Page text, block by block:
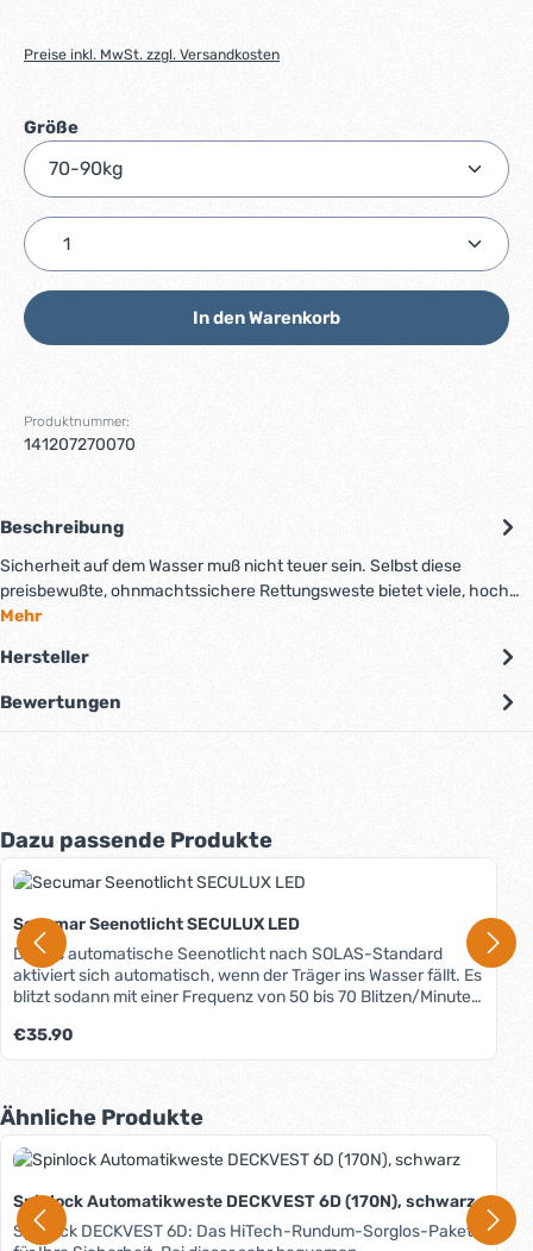
Preise inkl. MwSt. zzgl. Versandkosten
Größeauswählen
Produkt Anzahl: Gib den gewünschten Wert ein
In den Warenkorb
Produktnummer:
141207270070
Beschreibung
Sicherheit auf dem Wasser muß nicht teuer sein. Selbst diese
preisbewußte, ohnmachtssichere Rettungsweste bietet viele, hoch…
Mehr
Hersteller
Bewertungen
Produktgalerie überspringen
Dazu passende Produkte
Secumar Seenotlicht SECULUX LED
Dieses automatische Seenotlicht nach SOLAS-Standard
aktiviert sich automatisch, wenn der Träger ins Wasser fällt. Es
blitzt sodann mit einer Frequenz von 50 bis 70 Blitzen/Minute
beträgt ca. 10,5 Stunden. Um Energie zu sparen, lässt es sich
manuell abschalten. Aufgrund der variablen
allen aufblasbaren und Feststoff-Westen montierbar. Die
Montageanleitung finden Sie unter dem Reiter "Media".
Regulärer Preis:
€35.90
Produktgalerie überspringen
Ähnliche Produkte
Spinlock Automatikweste DECKVEST 6D (170N), schwarz
Spinlock DECKVEST 6D: Das HiTech-Rundum-Sorglos-Paket